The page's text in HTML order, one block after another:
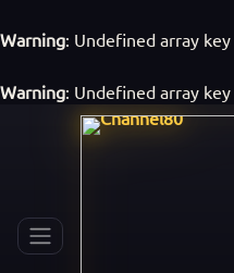
Warning: Undefined array
Warning: Undefined array